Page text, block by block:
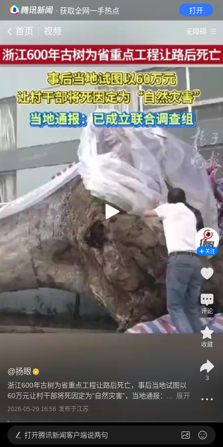
· 获取全网一手热点 打开
首页 视频 无障碍
@扬眼
浙江600年古树为省重点工程让路后死亡，事后当地试图以
60万元让村干部将死因定为“自然灾害”，当地通报：...
展开
2026-05-29 16:56 发布于江苏
关注
评论
收藏
3
打开腾讯新闻客户端说两句